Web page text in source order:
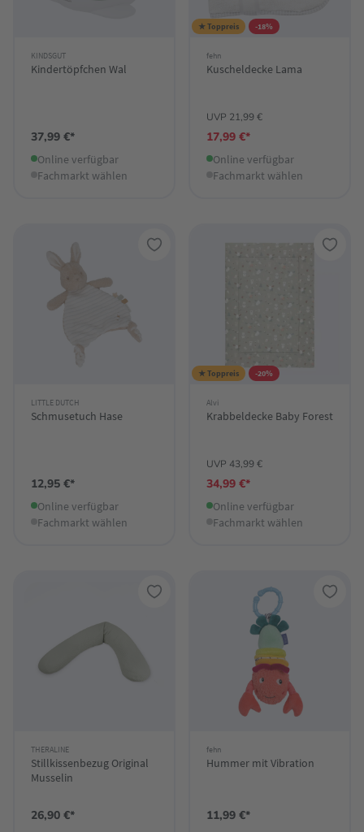
KINDSGUT
Kindertöpfchen Wal
37,99 €*
Online verfügbar
Fachmarkt wählen
★ Toppreis -18%
fehn
Kuscheldecke Lama
UVP 21,99 €
17,99 €*
Online verfügbar
Fachmarkt wählen
LITTLE DUTCH
Schmusetuch Hase
12,95 €*
Online verfügbar
Fachmarkt wählen
★ Toppreis -20%
Alvi
Krabbeldecke Baby Forest
UVP 43,99 €
34,99 €*
Online verfügbar
Fachmarkt wählen
THERALINE
Stillkissenbezug Original
Musselin
26,90 €*
fehn
Hummer mit Vibration
11,99 €*